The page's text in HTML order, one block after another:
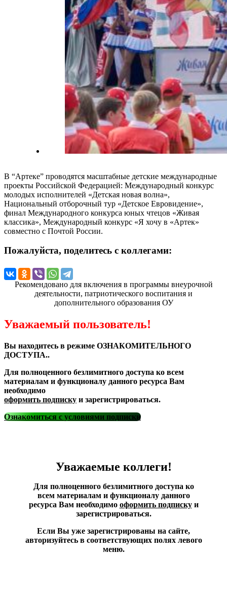
В “Артеке” проводятся масштабные детские международные
проекты Российской Федерацией: Международный конкурс
молодых исполнителей «Детская новая волна»,
Национальный отборочный тур «Детское Евровидение»,
финал Международного конкурса юных чтецов «Живая
классика», Международный конкурс «Я хочу в «Артек»
совместно с Почтой России.
Пожалуйста, поделитесь с коллегами:
Рекомендовано для включения в программы внеурочной
деятельности, патриотического воспитания и
дополнительного образования ОУ
Уважаемый пользователь!
Вы находитесь в режиме ОЗНАКОМИТЕЛЬНОГО
ДОСТУПА..
Для полноценного безлимитного доступа ко всем
материалам и функционалу данного ресурса Вам
необходимо
оформить подписку и зарегистрироваться.
Ознакомиться с условиями подписки
Уважаемые коллеги!
Для полноценного безлимитного доступа ко
всем материалам и функционалу данного
ресурса Вам необходимо оформить подпискуи
зарегистрироваться.
Если Вы уже зарегистрированы на сайте,
авторизуйтесь в соответствующих полях левого
меню.